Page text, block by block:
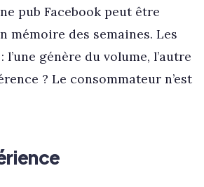
pub Facebook peut être
mémoire des semaines. Les
génère du volume, l’autre
? Le consommateur n’est